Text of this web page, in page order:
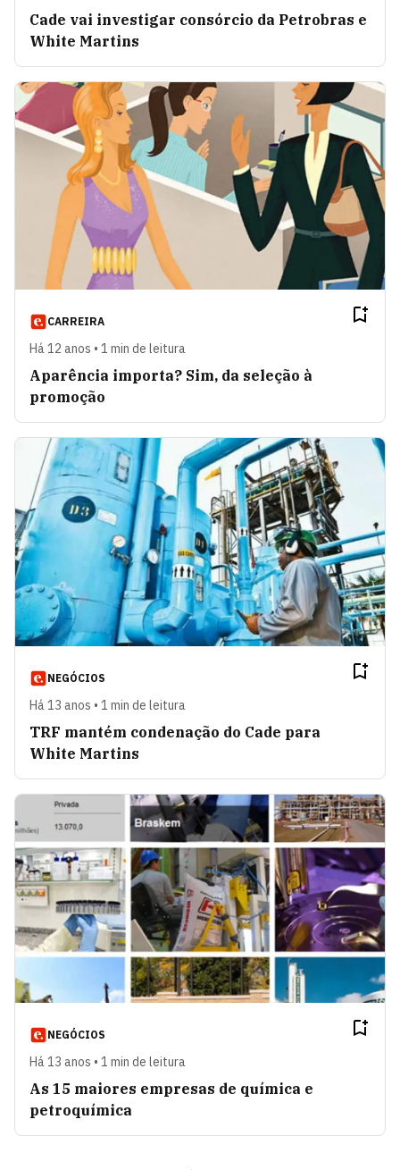
Cade vai investigar consórcio da Petrobras e
White Martins
CARREIRA
Há 12 anos • 1 min de leitura
Aparência importa? Sim, da seleção à
promoção
NEGÓCIOS
Há 13 anos • 1 min de leitura
TRF mantém condenação do Cade para
White Martins
NEGÓCIOS
Há 13 anos • 1 min de leitura
As 15 maiores empresas de química e
petroquímica